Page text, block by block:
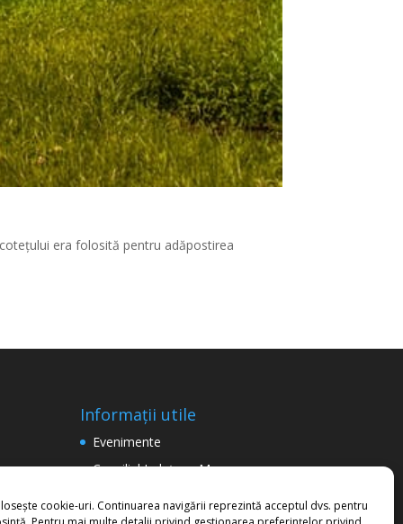
cookie-uri. Continuarea navigării reprezintă acceptul dvs. pentru
era folosită pentru adăpostirea
Informații utile
Evenimente
Consiliul Județean Maramureș
site-ului